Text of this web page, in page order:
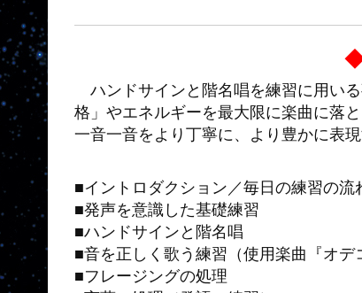
ハンドサインと階名唱を練習に用い
格」やエネルギーを最大限に楽曲に落
一音一音をより丁寧に、より豊かに表
■イントロダクション／毎日の練習の流
■発声を意識した基礎練習
■ハンドサインと階名唱
■音を正しく歌う練習（使用楽曲『オデ
■フレージングの処理